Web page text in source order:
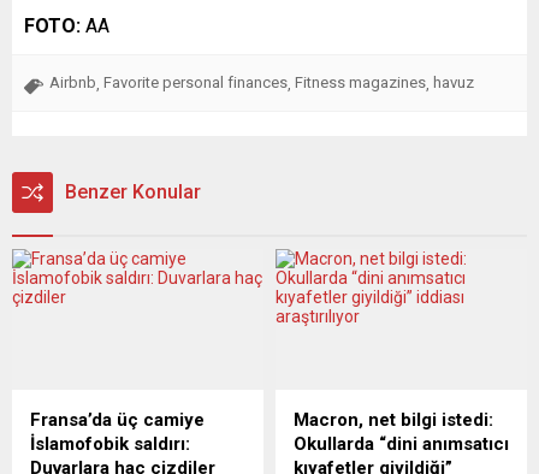
FOTO: AA
Airbnb Favorite personal finances Fitness magazines havuz
Benzer Konular
Fransa’da üç camiye
İslamofobik saldırı:
Duvarlara haç çizdiler
Macron, net bilgi istedi:
Okullarda “dini anımsatıcı
kıyafetler giyildiği”